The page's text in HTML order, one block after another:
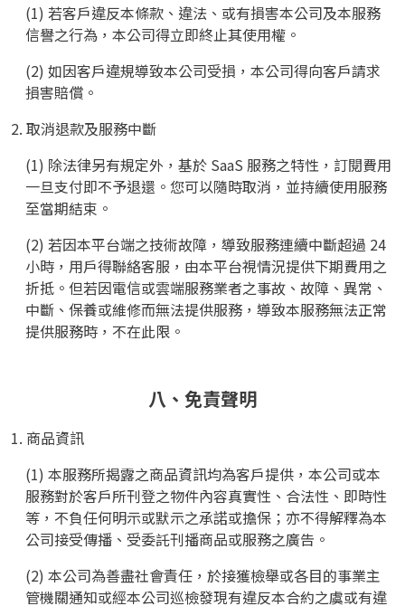
(1) 若客戶違反本條款、違法、或有損害本公司及本服務
信譽之行為，本公司得立即終止其使用權。
(2) 如因客戶違規導致本公司受損，本公司得向客戶請求
損害賠償。
2. 取消退款及服務中斷
(1) 除法律另有規定外，基於 SaaS 服務之特性，訂閱費用
一旦支付即不予退還。您可以隨時取消，並持續使用服務
至當期結束。
(2) 若因本平台端之技術故障，導致服務連續中斷超過 24
小時，用戶得聯絡客服，由本平台視情況提供下期費用之
折抵。但若因電信或雲端服務業者之事故、故障、異常、
中斷、保養或維修而無法提供服務，導致本服務無法正常
提供服務時，不在此限。
八、免責聲明
1. 商品資訊
(1) 本服務所揭露之商品資訊均為客戶提供，本公司或本
服務對於客戶所刊登之物件內容真實性、合法性、即時性
等，不負任何明示或默示之承諾或擔保；亦不得解釋為本
公司接受傳播、受委託刊播商品或服務之廣告。
(2) 本公司為善盡社會責任，於接獲檢舉或各目的事業主
管機關通知或經本公司巡檢發現有違反本合約之虞或有違